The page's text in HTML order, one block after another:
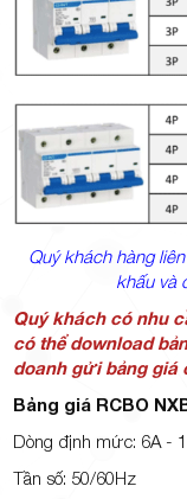
Quý khách hàng
khấu và
Quý khách có nhu
có thể download
doanh gửi bảng giá
Bảng giá RCBO
Dòng định mức: 6A -
Tần số: 50/60Hz